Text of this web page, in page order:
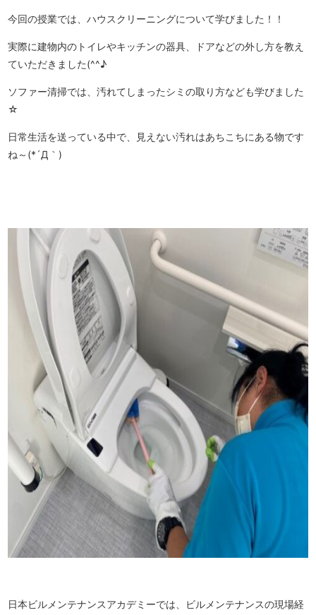
今回の授業では、ハウスクリーニングについて学びました！！
実際に建物内のトイレやキッチンの器具、ドアなどの外し方を教え
ていただきました(^^♪
ソファー清掃では、汚れてしまったシミの取り方なども学びました
☆
日常生活を送っている中で、見えない汚れはあちこちにある物です
ね～(*´Д｀)
日本ビルメンテナンスアカデミーでは、ビルメンテナンスの現場経